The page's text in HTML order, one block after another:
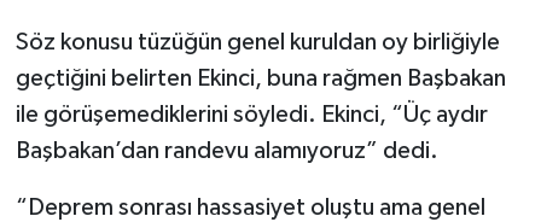
Söz konusu tüzüğün genel kuruldan oy birliğiyle
geçtiğini belirten Ekinci, buna rağmen Başbakan
ile görüşemediklerini söyledi. Ekinci, “Üç aydır
Başbakan’dan randevu alamıyoruz” dedi.
“Deprem sonrası hassasiyet oluştu ama genel